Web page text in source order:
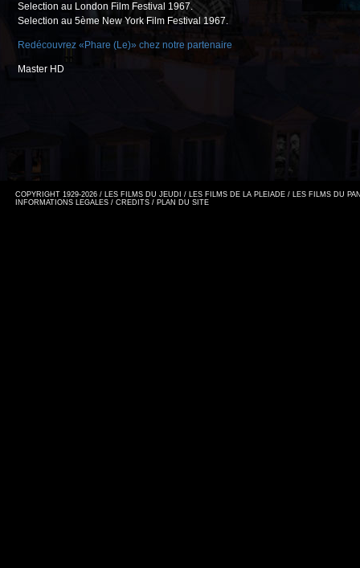
Selection au London Film Festival 1967.
Selection au 5ème New York Film Festival 1967.
Redécouvrez «Phare (Le)» chez notre partenaire
Master HD
COPYRIGHT 1929-2026 / LES FILMS DU JEUDI / LES FILMS DE LA PLEIADE / LES FILMS DU
INFORMATIONS LEGALES / CREDITS / PLAN DU SITE